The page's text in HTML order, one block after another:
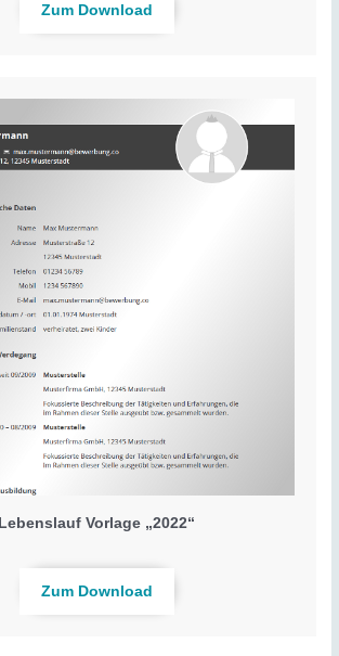
Zum Download
Lebenslauf Vorlage „2022“
Zum Download